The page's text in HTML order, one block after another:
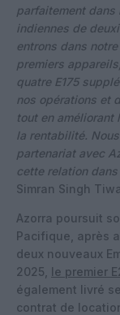
parfaitement
indiennes de
entrons dans
premiers
quatre E175
nos opérations et
tout en
la rentabilité.
partenariat avec
cette relation dans
Simran Singh
Azorra poursuit
Pacifique, après
deux nouveaux
2025, le premier
également livré
contrat de